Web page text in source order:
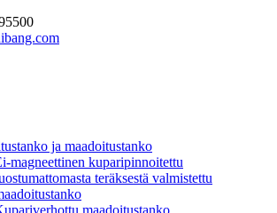
ja maadoitustanko
magneettinen kuparipinnoitettu
teräksestä valmistettu
maadoitustanko